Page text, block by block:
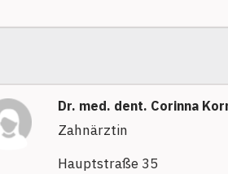
Dr. med. dent. Corinna
Zahnärztin
Hauptstraße 35